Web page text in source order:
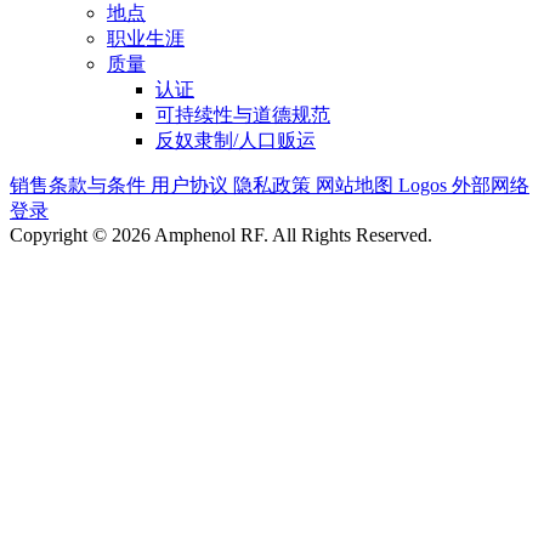
地点
职业生涯
质量
认证
可持续性与道德规范
反奴隶制/人口贩运
销售条款与条件 用户协议 隐私政策 网站地图 Logos 外部网络
登录
Copyright © 2026 Amphenol RF. All Rights Reserved.